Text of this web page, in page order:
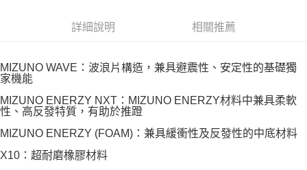
詳細說明 相關推薦
MIZUNO WAVE：波浪片構造，兼具避震性、安定性的基礎獨
家機能
MIZUNO ENERZY NXT：MIZUNO ENERZY材料中兼具柔軟
性、高反發特質，有助於推蹬
MIZUNO ENERZY (FOAM)：兼具緩衝性及反發性的中底材料
X10：超耐磨橡膠材料